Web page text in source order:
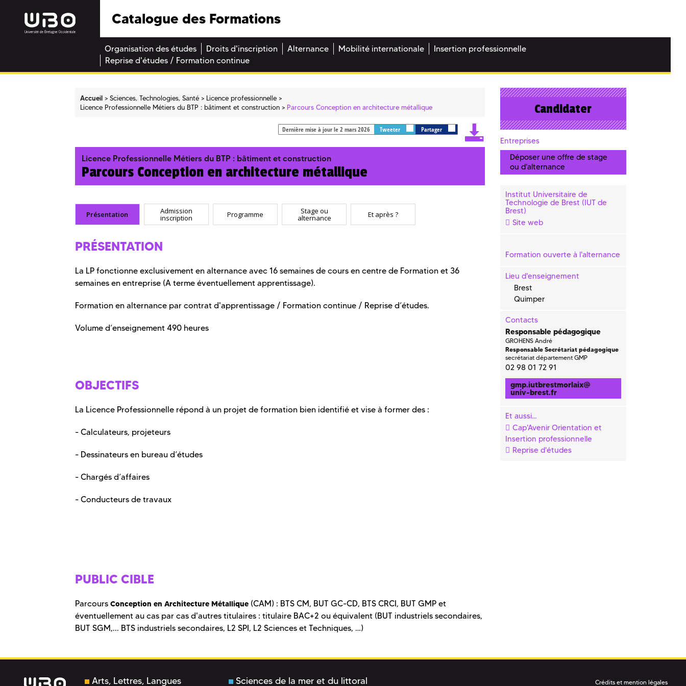
Catalogue des Formations
Organisation des études Droits d'inscription Alternance Mobilité internationale
Insertion professionnelle
Reprise d'études / Formation continue
Accueil Sciences, Technologies, Santé
Licence professionnelle
Licence Professionnelle Métiers du BTP : bâtiment et construction
Parcours Conception en architecture métallique
Dernière mise à jour le 2 mars 2026 Tweeter Partager
Licence Professionnelle Métiers du BTP : bâtiment et construction
Parcours Conception en architecture métallique
Présentation Admission
inscription Programme Stage ou
alternance Et après ?
PRÉSENTATION
La LP fonctionne exclusivement en alternance avec 16 semaines de cours en centre de Formation et 36
semaines en entreprise (A terme éventuellement apprentissage).
Formation en alternance par contrat d'apprentissage / Formation continue / Reprise d’études.
Volume d’enseignement 490 heures
OBJECTIFS
La Licence Professionnelle répond à un projet de formation bien identifié et vise à former des :
- Calculateurs, projeteurs
- Dessinateurs en bureau d’études
- Chargés d’affaires
- Conducteurs de travaux
PUBLIC CIBLE
Parcours Conception en Architecture Métallique (CAM) : BTS CM, BUT GC-CD, BTS CRCI, BUT GMP et
éventuellement au cas par cas d'autres titulaires : titulaire BAC+2 ou équivalent (BUT industriels secondaires,
BUT SGM,... BTS industriels secondaires, L2 SPI, L2 Sciences et Techniques, …)
Candidater
Entreprises
Déposer une offre de stage
ou d'alternance
Institut Universitaire de
Technologie de Brest (IUT de
Brest)
Site web
Formation ouverte à l'alternance
Lieu d'enseignement
Brest
Quimper
Contacts
Responsable pédagogique
GROHENS André
Responsable Secrétariat pédagogique
secrétariat département GMP
02 98 01 72 91
gmp.iutbrestmorlaix@
univ-brest.fr
Et aussi...
Cap'Avenir Orientation et
Insertion professionnelle
Reprise d'études
Arts, Lettres, Langues Sciences de la mer et du littoral Crédits et mention légales